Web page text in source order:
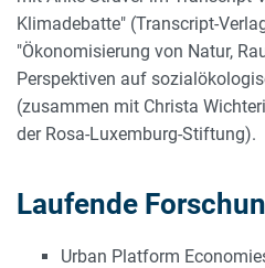
Klimadebatte" (Transcript-
"Ökonomisierung von Natur,
Perspektiven auf
(zusammen mit Christa
der Rosa-Luxemburg-Stiftung).
Laufende
Urban Platform